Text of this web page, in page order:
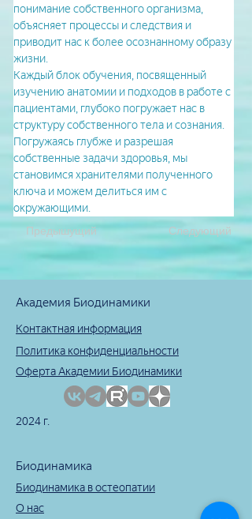
понимание собственного организма,
объясняет процессы и следствия и
приводит нас к более осознанному образу
жизни.
Каждый блок обучения, посвященный
изучению анатомии и подходов в работе с
пациентами, глубоко погружает нас в
структуру собственного тела и сознания.
Погружаясь глубже и разрешая
собственные задачи здоровья, мы
становимся хранителями полученного
ключа и можем делиться им с
окружающими.
Предышущий Следующий
Академия Биодинамики
Контактная информация
Политика конфиденциальности
Оферта Академии Биодинамики
2024 г.
Биодинамика
Биодинамика в остеопатии
О нас